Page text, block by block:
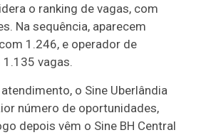
o ranking de vagas, com
Na sequência, aparecem
1.246, e operador de
vagas.
o Sine Uberlândia
número de oportunidades,
depois vêm o Sine BH Central